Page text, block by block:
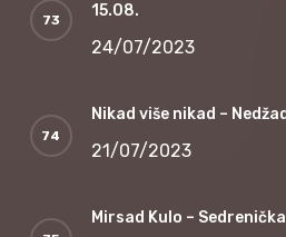
15.08.
24/07/2023
Nikad više nikad –
21/07/2023
Mirsad Kulo –